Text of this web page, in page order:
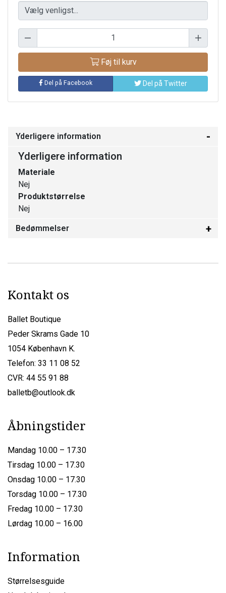
Føj til kurv
Del på Facebook Del på Twitter
Yderligere information
Yderligere information
Materiale
Nej
Produktstørrelse
Nej
Bedømmelser
Kontakt os
Ballet Boutique
Peder Skrams Gade 10
1054 København K.
Telefon: 33 11 08 52
CVR: 44 55 91 88
balletb@outlook.dk
Åbningstider
Mandag 10.00 – 17.30
Tirsdag 10.00 – 17.30
Onsdag 10.00 – 17.30
Torsdag 10.00 – 17.30
Fredag 10.00 – 17.30
Lørdag 10.00 – 16.00
Information
Størrelsesguide